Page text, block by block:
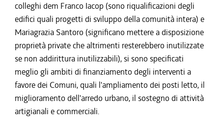
colleghi dem Franco Iacop (sono riqualificazioni degli
edifici quali progetti di sviluppo della comunità intera) e
Mariagrazia Santoro (significano mettere a disposizione
proprietà private che altrimenti resterebbero inutilizzate
se non addirittura inutilizzabili), si sono specificati
meglio gli ambiti di finanziamento degli interventi a
favore dei Comuni, quali l'ampliamento dei posti letto, il
miglioramento dell'arredo urbano, il sostegno di attività
artigianali e commerciali.